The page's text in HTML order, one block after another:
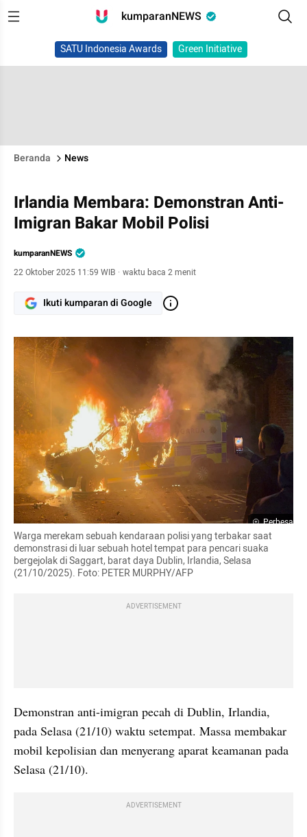
kumparanNEWS
SATU Indonesia Awards Green Initiative
Beranda News
Irlandia Membara: Demonstran Anti-
Imigran Bakar Mobil Polisi
kumparanNEWS
22 Oktober 2025 11:59 WIB · waktu baca 2 menit
Ikuti kumparan di Google
Perbesar
Warga merekam sebuah kendaraan polisi yang terbakar saat
demonstrasi di luar sebuah hotel tempat para pencari suaka
bergejolak di Saggart, barat daya Dublin, Irlandia, Selasa
(21/10/2025). Foto: PETER MURPHY/AFP
ADVERTISEMENT
Demonstran anti-imigran pecah di Dublin, Irlandia,
pada Selasa (21/10) waktu setempat. Massa membakar
mobil kepolisian dan menyerang aparat keamanan pada
Selasa (21/10).
ADVERTISEMENT